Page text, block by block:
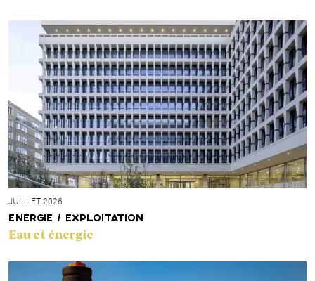
JUILLET 2026
ENERGIE / EXPLOITATION
Eau et énergie